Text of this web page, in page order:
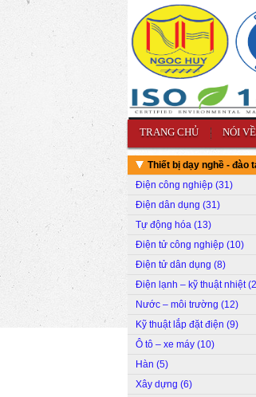
TRANG CHỦ NÓI
Thiết bị dạy nghề - đào
Điện công nghiệp (31)
Điện dân dụng (31)
Tự động hóa (13)
Điện tử công nghiệp (10)
Điện tử dân dụng (8)
Điện lạnh – kỹ thuật nhiệt
Nước – môi trường (12)
Kỹ thuật lắp đặt điện (9)
Ô tô – xe máy (10)
Hàn (5)
Xây dựng (6)